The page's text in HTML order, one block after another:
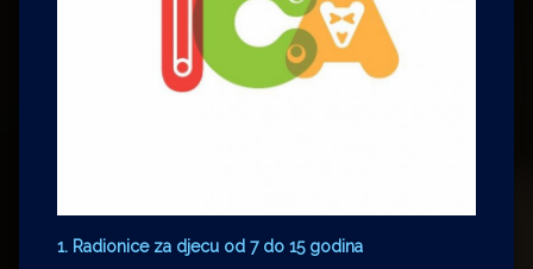
1. Radionice za djecu od 7 do 15 godina